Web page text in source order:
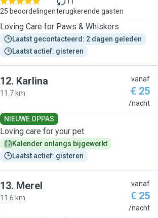
25 beoordelingenterugkerende gasten
Loving Care for Paws & Whiskers
Laatst gecontacteerd: 2 dagen geleden
Laatst actief: gisteren
12. Karlina
11.7 km
vanaf
€ 25
/nacht
NIEUWE OPPAS
Loving care for your pet
Kalender onlangs bijgewerkt
Laatst actief: gisteren
13. Merel
11.6 km
vanaf
€ 25
/nacht